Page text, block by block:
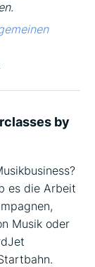
by
es die Arbeit
Musik oder